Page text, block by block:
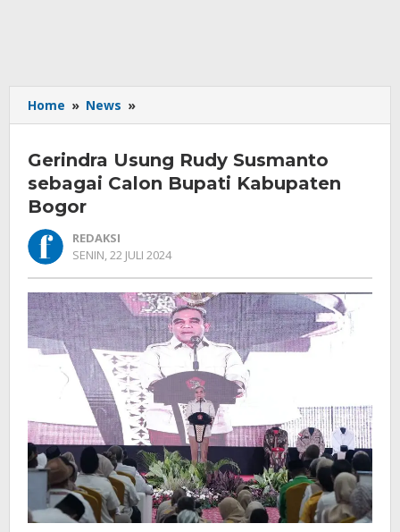
Home » News »
Usung
Susmanto
sebagai
Bogor
Gerindra Usung Rudy Susmanto
sebagai Calon Bupati Kabupaten
Bogor
REDAKSI
SENIN, 22 JULI 2024